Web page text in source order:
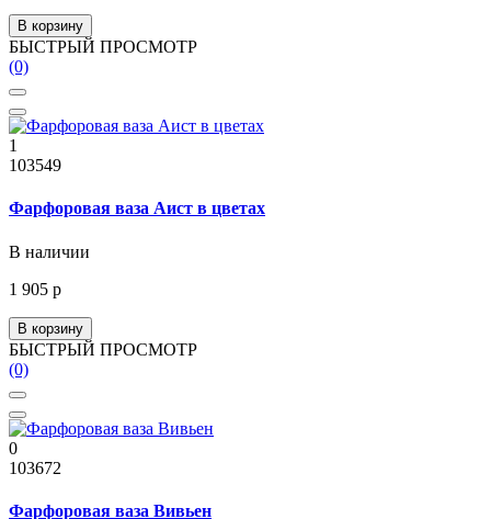
В корзину
БЫСТРЫЙ ПРОСМОТР
(0)
1
103549
Фарфоровая ваза Аист в цветах
В наличии
1 905 р
В корзину
БЫСТРЫЙ ПРОСМОТР
(0)
0
103672
Фарфоровая ваза Вивьен